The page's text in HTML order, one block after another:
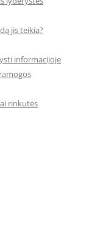
jis teikia?
informacijoje
rinkutės